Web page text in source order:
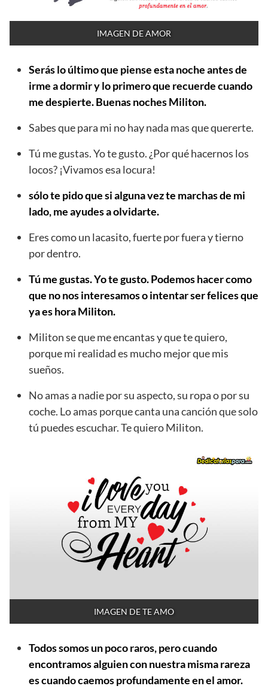
IMAGEN DE AMOR
Serás lo último que piense esta noche antes de
irme a dormir y lo primero que recuerde cuando
me despierte. Buenas noches Militon.
Sabes que para mi no hay nada mas que quererte.
Tú me gustas. Yo te gusto. ¿Por qué hacernos los
locos? ¡Vivamos esa locura!
sólo te pido que si alguna vez te marchas de mi
lado, me ayudes a olvidarte.
Eres como un lacasito, fuerte por fuera y tierno
por dentro.
Tú me gustas. Yo te gusto. Podemos hacer como
que no nos interesamos o intentar ser felices que
ya es hora Militon.
Militon se que me encantas y que te quiero,
porque mi realidad es mucho mejor que mis
sueños.
No amas a nadie por su aspecto, su ropa o por su
coche. Lo amas porque canta una canción que solo
tú puedes escuchar. Te quiero Militon.
IMAGEN DE TE AMO
Todos somos un poco raros, pero cuando
encontramos alguien con nuestra misma rareza
es cuando caemos profundamente en el amor.